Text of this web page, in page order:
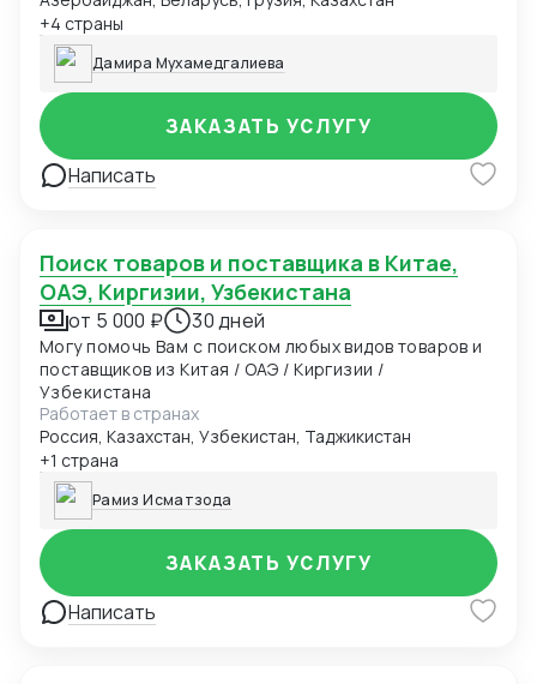
+4 страны
Дамира Мухамедгалиева
Написать
ЗАКАЗАТЬ УСЛУГУ
Поиск товаров и поставщика в Китае,
ОАЭ, Киргизии, Узбекистана
от 5 000 ₽ 30 дней
Могу помочь Вам с поиском любых видов товаров и
поставщиков из Китая / ОАЭ / Киргизии /
Узбекистана
Работает в странах
Россия, Казахстан, Узбекистан, Таджикистан
+1 страна
Рамиз Исматзода
Написать
ЗАКАЗАТЬ УСЛУГУ